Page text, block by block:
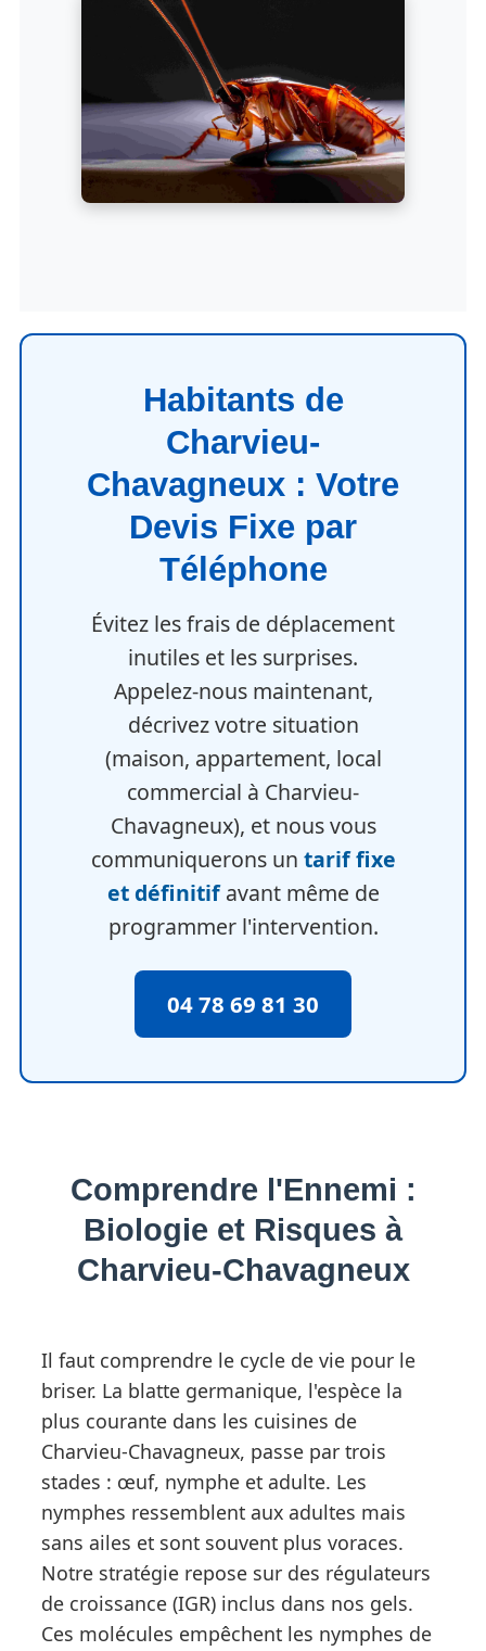
Habitants de
Charvieu-
Chavagneux : Votre
Devis Fixe par
Téléphone
Évitez les frais de déplacement
inutiles et les surprises.
Appelez-nous maintenant,
décrivez votre situation
(maison, appartement, local
commercial à Charvieu-
Chavagneux), et nous vous
communiquerons un tarif fixe
et définitifavant même de
programmer l'intervention.
04 78 69 81 30
Comprendre l'Ennemi :
Biologie et Risques à
Charvieu-Chavagneux
Il faut comprendre le cycle de vie pour le
briser. La blatte germanique, l'espèce la
plus courante dans les cuisines de
Charvieu-Chavagneux, passe par trois
stades : œuf, nymphe et adulte. Les
nymphes ressemblent aux adultes mais
sans ailes et sont souvent plus voraces.
Notre stratégie repose sur des régulateurs
de croissance (IGR) inclus dans nos gels.
Ces molécules empêchent les nymphes de